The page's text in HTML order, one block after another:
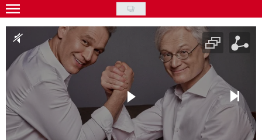
Skip
to
main
content
Gwiazdy
Ludzie
Moda
Uroda
Styl życia